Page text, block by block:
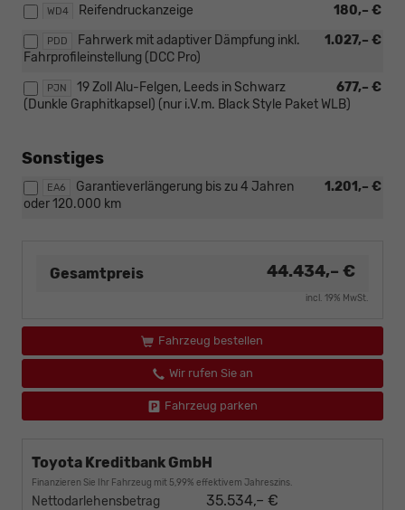
WD4 180,– €
Reifendruckanzeige
PDD 1.027,– €
Fahrwerk mit adaptiver Dämpfung inkl.
Fahrprofileinstellung (DCC Pro)
PJN 677,– €
19 Zoll Alu-Felgen, Leeds in Schwarz
(Dunkle Graphitkapsel) (nur i.V.m. Black Style Paket WLB)
Sonstiges
EA6 1.201,– €
Garantieverlängerung bis zu 4 Jahren
oder 120.000 km
Gesamtpreis 44.434,– €
incl. 19% MwSt.
Fahrzeug bestellen
Wir rufen Sie an
Fahrzeug parken
Toyota Kreditbank GmbH
Finanzieren Sie Ihr Fahrzeug mit 5,99% effektivem Jahreszins.
Nettodarlehensbetrag 35.534,– €